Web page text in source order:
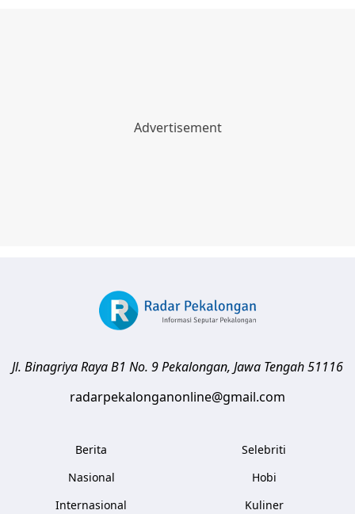
Jl. Binagriya Raya B1 No. 9Pekalongan, Jawa Tengah51116
radarpekalonganonline@gmail.com
Berita
Nasional
Internasional
Selebriti
Hobi
Kuliner